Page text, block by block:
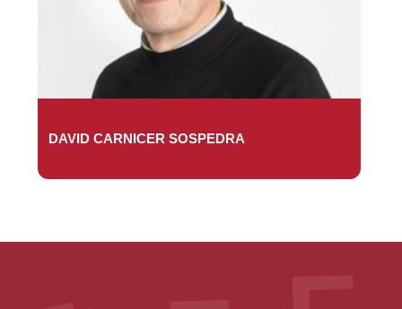
DAVID CARNICER SOSPEDRA